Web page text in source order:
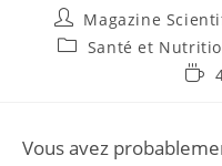
Magazine
Santé et
Vous avez